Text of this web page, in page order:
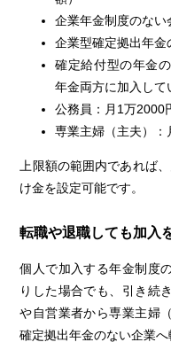
企業年金制度のな
企業型確定拠出年金
確定給付型の年金
年金両方に加入し
公務員：月1万2000
専業主婦（主夫）：
上限額の範囲内であれば
け金を設定可能です。
転職や退職しても加入
個人で加入する年金制度
りした場合でも、引き続
や自営業者から専業主婦
確定拠出年金のない企業へ